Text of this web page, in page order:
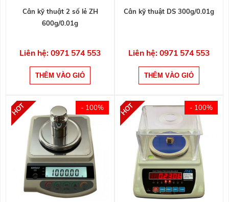
Cân kỹ thuật 2 số lẻ ZH
600g/0.01g
Liên hệ: 0971 574 553
Cân kỹ thuật DS 300g/0.01g
Liên hệ: 0971 574 553
- 100% - 100%